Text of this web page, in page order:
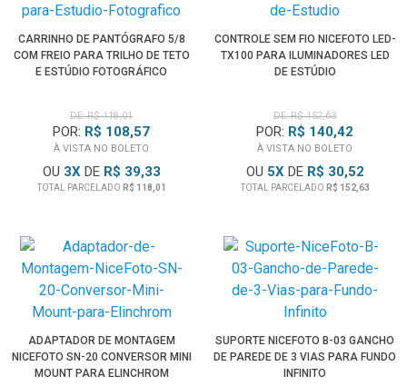
CARRINHO DE PANTÓGRAFO 5/8
COM FREIO PARA TRILHO DE TETO
E ESTÚDIO FOTOGRÁFICO
DE: R$ 118,01
POR: R$ 108,57
À VISTA NO BOLETO
OU 3XDE R$ 39,33
TOTAL PARCELADO R$ 118,01
CONTROLE SEM FIO NICEFOTO LED-
TX100 PARA ILUMINADORES LED
DE ESTÚDIO
DE: R$ 152,63
POR: R$ 140,42
À VISTA NO BOLETO
OU 5XDE R$ 30,52
TOTAL PARCELADO R$ 152,63
ADAPTADOR DE MONTAGEM
NICEFOTO SN-20 CONVERSOR MINI
MOUNT PARA ELINCHROM
SUPORTE NICEFOTO B-03 GANCHO
DE PAREDE DE 3 VIAS PARA FUNDO
INFINITO